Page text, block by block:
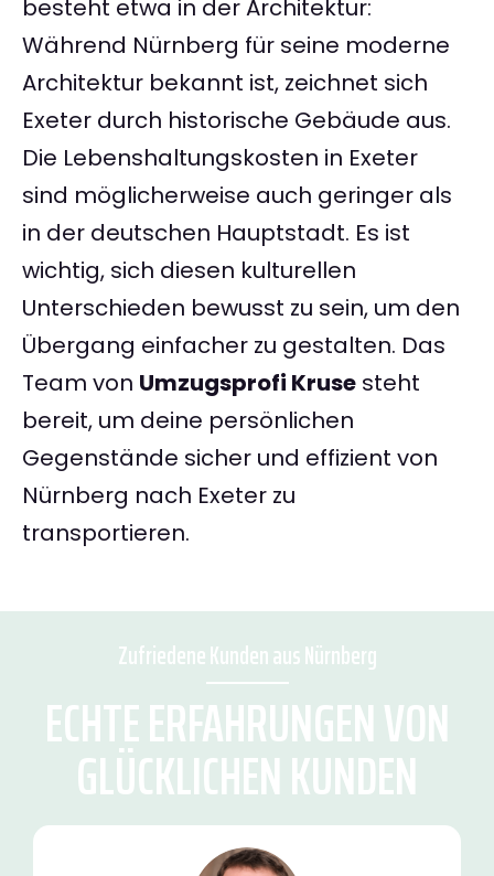
besteht etwa in der Architektur:
Während Nürnberg für seine moderne
Architektur bekannt ist, zeichnet sich
Exeter durch historische Gebäude aus.
Die Lebenshaltungskosten in Exeter
sind möglicherweise auch geringer als
in der deutschen Hauptstadt. Es ist
wichtig, sich diesen kulturellen
Unterschieden bewusst zu sein, um den
Übergang einfacher zu gestalten. Das
Team von Umzugsprofi Kruse steht
bereit, um deine persönlichen
Gegenstände sicher und effizient von
Nürnberg nach Exeter zu
transportieren.
Zufriedene Kunden aus Nürnberg
ECHTE ERFAHRUNGEN VON
GLÜCKLICHEN KUNDEN